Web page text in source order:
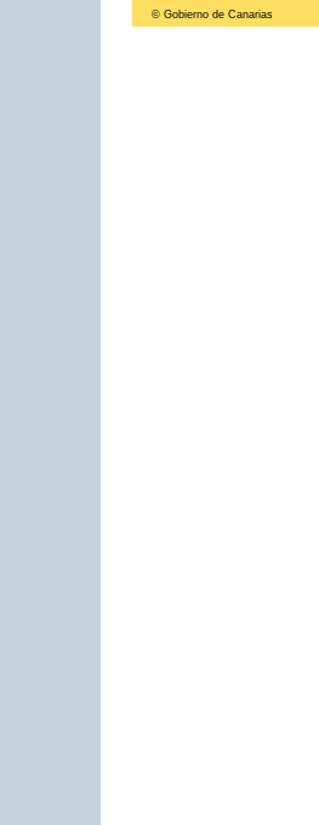
© Gobierno de Canarias